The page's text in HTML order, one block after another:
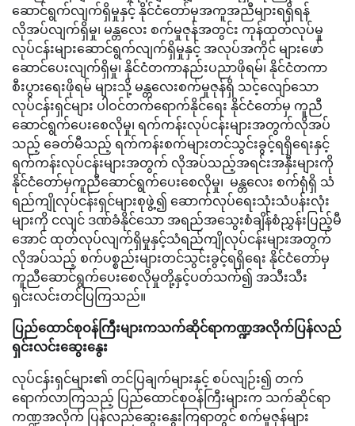
ဆောင်ရွက်လျက်ရှိမှုနှင့် နိုင်ငံတော်မှအကူအညီများရရှိရန်
လိုအပ်လျက်ရှိမှု၊ မန္တလေး စက်မှုဇုန်အတွင်း ကုန်ထုတ်လုပ်မှု
လုပ်ငန်းများဆောင်ရွက်လျက်ရှိမှုနှင့် အလုပ်အကိုင် များဖော်
ဆောင်ပေးလျက်ရှိမှု၊ နိုင်ငံတကာနည်းပညာဖိုရမ်၊ နိုင်ငံတကာ
စီးပွားရေးဖိုရမ် များသို့ မန္တလေးစက်မှုဇုန်ရှိ သင့်လျော်သော
လုပ်ငန်းရှင်များ ပါဝင်တက်ရောက်နိုင်ရေး နိုင်ငံတော်မှ ကူညီ
ဆောင်ရွက်ပေးစေလိုမှု၊ ရက်ကန်းလုပ်ငန်းများအတွက်လိုအပ်
သည့် ခေတ်မီသည့် ရက်ကန်းစက်များတင်သွင်းခွင့်ရရှိရေးနှင့်
ရက်ကန်းလုပ်ငန်းများအတွက် လိုအပ်သည့်အရင်းအနှီးများကို
နိုင်ငံတော်မှကူညီဆောင်ရွက်ပေးစေလိုမှု၊ မန္တလေး စက်ရုံရှိ သံ
ရည်ကျိုလုပ်ငန်းရှင်များစုဖွဲ့၍ ဆောက်လုပ်ရေးသုံးသံပန်းလုံး
များကို ငလျင် ဒဏ်ခံနိုင်သော အရည်အသွေးစံချိန်စံညွှန်းပြည့်မီ
အောင် ထုတ်လုပ်လျက်ရှိမှုနှင့်သံရည်ကျိုလုပ်ငန်းများအတွက်
လိုအပ်သည့် စက်ပစ္စည်းများတင်သွင်းခွင့်ရရှိရေး နိုင်ငံတော်မှ
ကူညီဆောင်ရွက်ပေးစေလိုမှုတို့နှင့်ပတ်သက်၍ အသီးသီး
ရှင်းလင်းတင်ပြကြသည်။
ပြည်ထောင်စုဝန်ကြီးများကသက်ဆိုင်ရာကဏ္ဍအလိုက်ပြန်လည်
ရှင်းလင်းဆွေးနွေး
လုပ်ငန်းရှင်များ၏ တင်ပြချက်များနှင့် စပ်လျဉ်း၍ တက်
ရောက်လာကြသည့် ပြည်ထောင်စုဝန်ကြီးများက သက်ဆိုင်ရာ
ကဏ္ဍအလိုက် ပြန်လည်ဆွေးနွေးကြရာတွင် စက်မှုဇုန်များ